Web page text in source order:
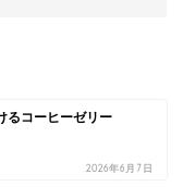
コーヒーゼリー
2026年6月7日